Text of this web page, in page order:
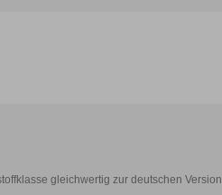
gleichwertig zur deutschen Version